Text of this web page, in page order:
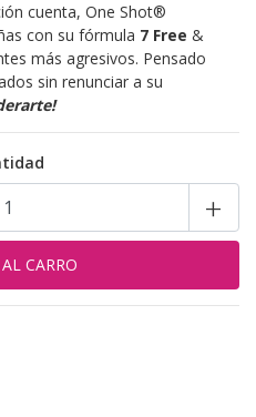
cuenta, One Shot®
con su fórmula 7 Free &
más agresivos. Pensado
sin renunciar a su
+